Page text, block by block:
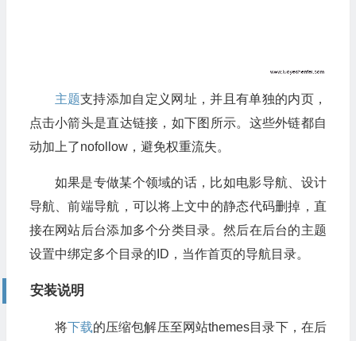
主题支持添加自定义网址，并且有单独的内页，
点击小箭头是直达链接，如下图所示。这些外链都自
动加上了nofollow，避免权重流失。
如果是专做某个领域的话，比如电影导航、设计
导航、前端导航，可以将上文中的静态代码删掉，直
接在网站后台添加多个分类目录。然后在后台的主题
设置中绑定多个目录的ID，当作首页的导航目录。
安装说明
将下载的压缩包解压至网站themes目录下，在后